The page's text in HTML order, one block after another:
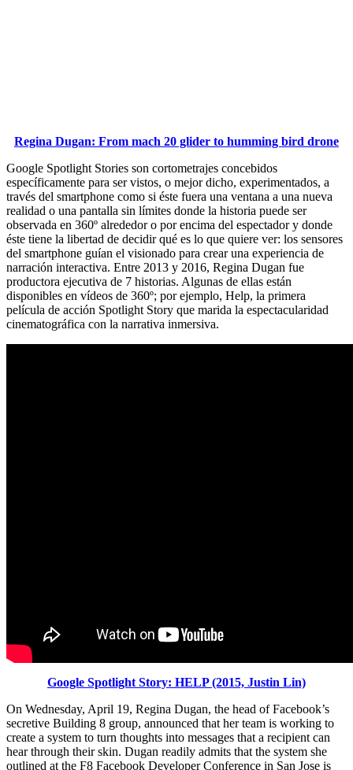
Regina Dugan: From mach 20 glider to humming bird drone
Google Spotlight Stories son cortometrajes concebidos
específicamente para ser vistos, o mejor dicho, experimentados, a
través del smartphone como si éste fuera una ventana a una nueva
realidad o una pantalla sin límites donde la historia puede ser
observada en 360º alrededor o por encima del espectador y donde
éste tiene la libertad de decidir qué es lo que quiere ver: los sensores
del smartphone guían el visionado para crear una experiencia de
narración interactiva. Entre 2013 y 2016, Regina Dugan fue
productora ejecutiva de 7 historias. Algunas de ellas están
disponibles en vídeos de 360º; por ejemplo, Help, la primera
película de acción Spotlight Story que marida la espectacularidad
cinematográfica con la narrativa inmersiva.
Google Spotlight Story: HELP (2015, Justin Lin)
On Wednesday, April 19, Regina Dugan, the head of Facebook’s
secretive Building 8 group, announced that her team is working to
create a system to turn thoughts into messages that a recipient can
hear through their skin. Dugan readily admits that the system she
outlined at the F8 Facebook Developer Conference in San Jose is